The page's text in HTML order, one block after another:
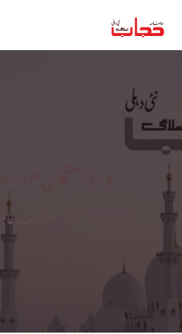
مہتاب عالم